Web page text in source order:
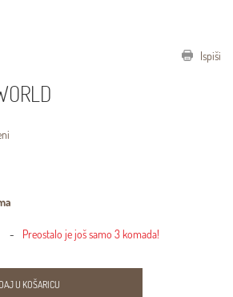
Ispiši
Preostalo je još samo 3 komada!
U KOŠARICU